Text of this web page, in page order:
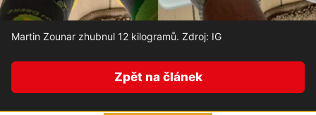
Martin Zounar zhubnul 12 kilogramů. Zdroj: IG
Zpět na článek